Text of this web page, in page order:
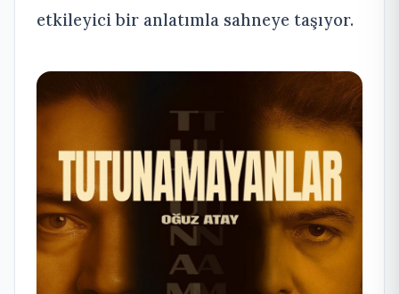
etkileyici bir anlatımla sahneye taşıyor.